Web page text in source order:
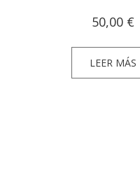
50,00 €
LEER MÁS